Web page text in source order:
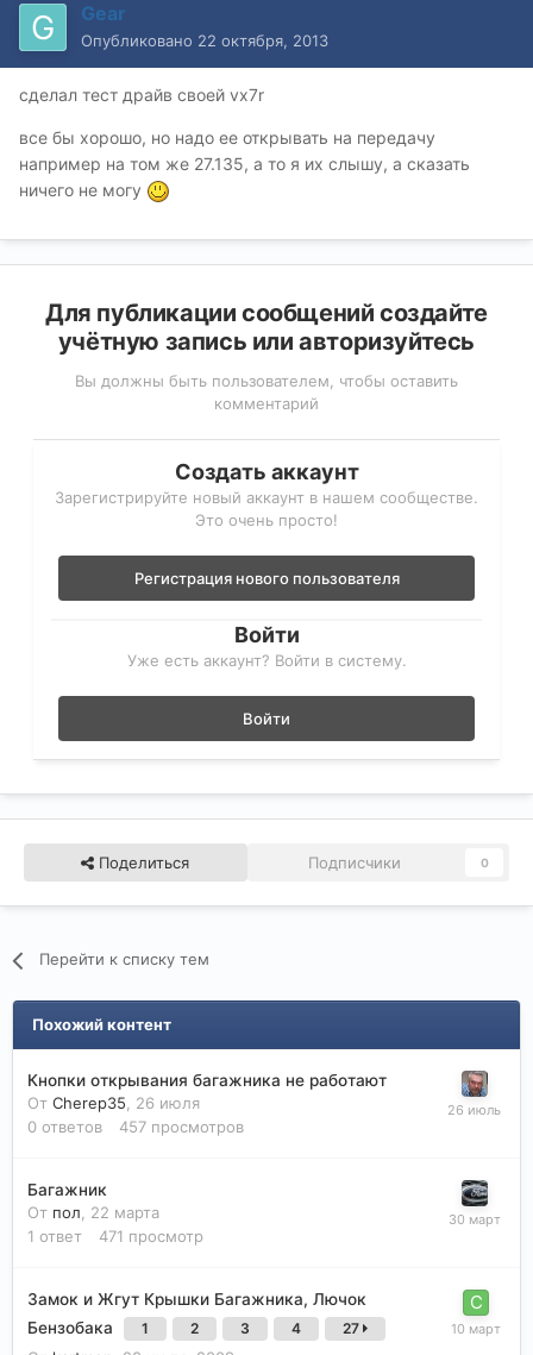
Gear
Опубликовано 22 октября, 2013
сделал тест драйв своей vx7r
все бы хорошо, но надо ее открывать на передачу
например на том же 27.135, а то я их слышу, а сказать
ничего не могу
Для публикации сообщений создайте
учётную запись или авторизуйтесь
Вы должны быть пользователем, чтобы оставить
комментарий
Создать аккаунт
Зарегистрируйте новый аккаунт в нашем сообществе.
Это очень просто!
Регистрация нового пользователя
Войти
Уже есть аккаунт? Войти в систему.
Войти
Поделиться Подписчики 0
Перейти к списку тем
Похожий контент
Кнопки открывания багажника не работают
От Cherep35, 26 июля
0 ответов 457 просмотров
Багажник
От пол, 22 марта
1 ответ 471 просмотр
Замок и Жгут Крышки Багажника, Лючок
Бензобака
1 2 3 4 27